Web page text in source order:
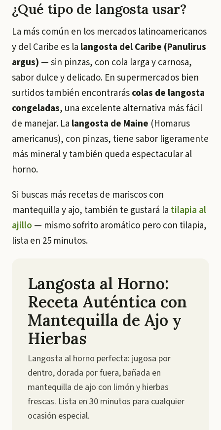
¿Qué tipo de langosta usar?
La más común en los mercados latinoamericanos
y del Caribe es la langosta del Caribe (Panulirus
argus) — sin pinzas, con cola larga y carnosa,
sabor dulce y delicado. En supermercados bien
surtidos también encontraráscolas de langosta
congeladas, una excelente alternativa más fácil
de manejar. La langosta de Maine (Homarus
americanus), con pinzas, tiene sabor ligeramente
más mineral y también queda espectacular al
horno.
Si buscas más recetas de mariscos con
mantequilla y ajo, también te gustará la tilapia al
ajillo — mismo sofrito aromático pero con tilapia,
lista en 25 minutos.
Langosta al Horno:
Receta Auténtica con
Mantequilla de Ajo y
Hierbas
Langosta al horno perfecta: jugosa por
dentro, dorada por fuera, bañada en
mantequilla de ajo con limón y hierbas
frescas. Lista en 30 minutos para cualquier
ocasión especial.